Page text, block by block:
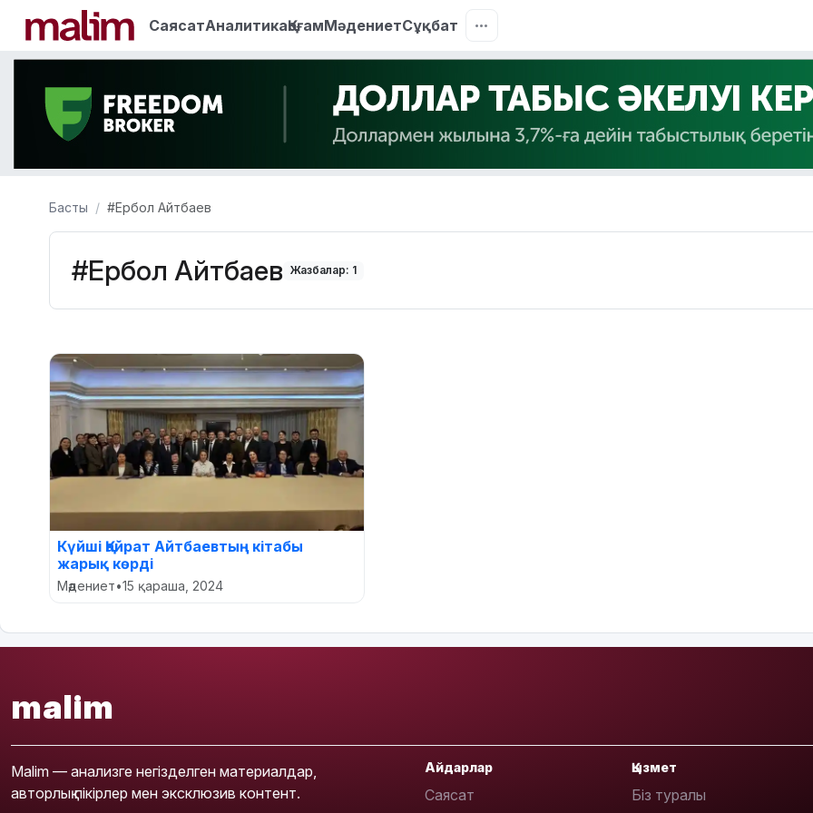
СаясатАналитикаҚоғамМәдениетСұқбат
Басты #Ербол Айтбаев
#Ербол Айтбаев Жазбалар: 1
Күйші Қайрат Айтбаевтың кітабы
жарық көрді
Мәдениет•15 қараша, 2024
malim
Malim — анализге негізделген материалдар,
авторлық пікірлер мен эксклюзив контент.
Айдарлар
Саясат
Қызмет
Біз туралы